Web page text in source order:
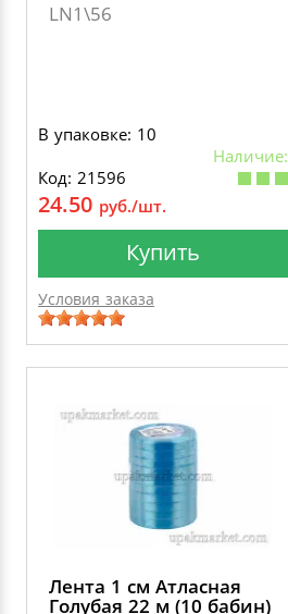
LN1\56
В упаковке: 10
Наличие:
Код: 21596
24.50 руб./шт.
Купить
Условия заказа
Лента 1 см Атласная
Голубая 22 м (10 бабин)